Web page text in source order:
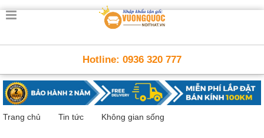
Trang
Thông
Minh
Nội
thông
Hotline: 0936 320 777
Trang chủ Tin tức Không gian sống